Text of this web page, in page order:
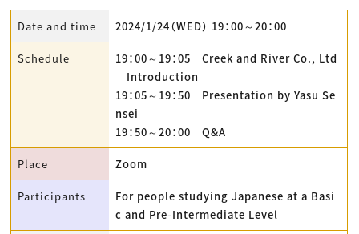
Date and time 2024/1/24（WED） 19：00～20：00
Schedule
19：00～19：05 Creek and River Co., Ltd
Introduction
19：05～19：50 Presentation by Yasu Se
nsei
19：50～20：00 Q&A
Place Zoom
Participants
For people studying Japanese at a Basi
c and Pre-Intermediate Level